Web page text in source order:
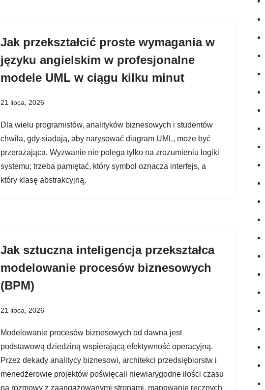
Jak przekształcić proste wymagania w
języku angielskim w profesjonalne
modele UML w ciągu kilku minut
21 lipca, 2026
Dla wielu programistów, analityków biznesowych i studentów
chwila, gdy siadają, aby narysować diagram UML, może być
przerażająca. Wyzwanie nie polega tylko na zrozumieniu logiki
systemu; trzeba pamiętać, który symbol oznacza interfejs, a
który klasę abstrakcyjną,
Jak sztuczna inteligencja przekształca
modelowanie procesów biznesowych
(BPM)
21 lipca, 2026
Modelowanie procesów biznesowych od dawna jest
podstawową dziedziną wspierającą efektywność operacyjną.
Przez dekady analitycy biznesowi, architekci przedsiębiorstw i
menedżerowie projektów poświęcali niewiarygodne ilości czasu
na rozmowy z zaangażowanymi stronami, mapowanie ręcznych